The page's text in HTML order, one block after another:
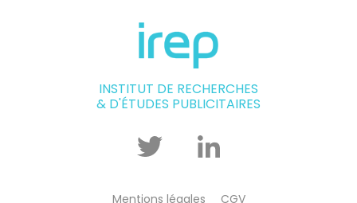
INSTITUT DE RECHERCHES
& D'ÉTUDES PUBLICITAIRES
Twitter Linkedin
Mentions légales CGV